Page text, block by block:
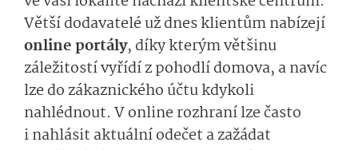
Větší dodavatelé už dnes klientům nabízejí
online portály, díky kterým většinu
záležitostí vyřídí z pohodlí domova, a navíc
lze do zákaznického účtu kdykoli
nahlédnout. V online rozhraní lze často
i nahlásit aktuální odečet a zažádat